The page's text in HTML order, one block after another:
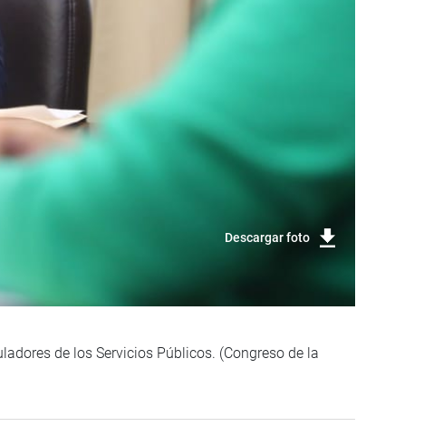
Descargar foto
de los Servicios Públicos. (Congreso de la